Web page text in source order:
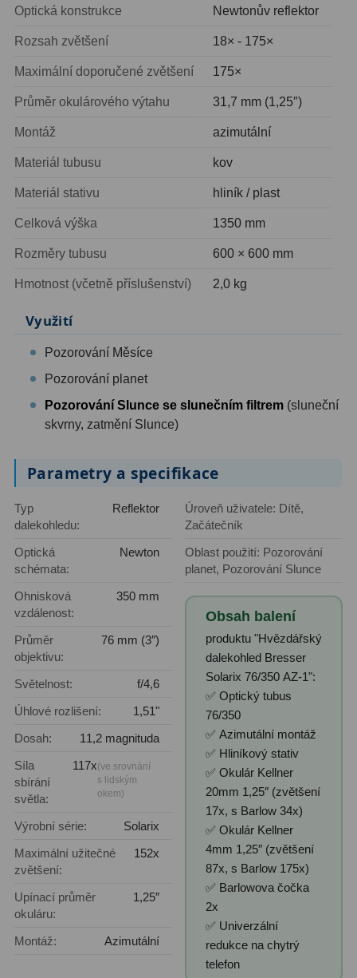
Ostatní22
Seřízení22
Laserové kolimátory
Zrcátka a hranoly
Diagonální zrcátka
Diagonální hranoly
Amici hranoly 45°11
Amici hranoly 90°
AstroFoto306
Deep-Sky kamery28
Adaptéry projekční
Adaptéry T2
Adaptéry M48
Filtry IR-Pass
Filtry Clip
Filtry CCD Hα, OIII7
Filtrová kola a rámy
Rovnače a reduktory13
Pointace
Zaostřovací masky 27
Optická konstrukce Newtonův reflektor
Rozsah zvětšení 18× - 175×
Maximální doporučené zvětšení 175×
Průměr okulárového výtahu 31,7 mm (1,25″)
Montáž azimutální
Materiál tubusu kov
Materiál stativu hliník / plast
Celková výška 1350 mm
Rozměry tubusu 600 × 600 mm
Hmotnost (včetně příslušenství) 2,0 kg
Využití
Pozorování Měsíce
Pozorování planet
Pozorování Slunce se slunečním filtrem (sluneční
skvrny, zatmění Slunce)
Parametry a specifikace
Typ
dalekohledu:
Reflektor
Optická
schémata:
Newton
Ohnisková
vzdálenost:
350 mm
Průměr
objektivu:
76 mm (3″)
Světelnost:
f/4,6
Úhlové rozlišení:
1,51"
Dosah:
11,2 magnituda
Síla
sbírání
světla:
117x(ve srovnání
s lidským
okem)
Výrobní série:
Solarix
Maximální užitečné
zvětšení:
152x
Upínací průměr
okuláru:
1,25″
Montáž: Azimutální
Úroveň uživatele: Dítě,
Začátečník
Oblast použití: Pozorování
planet, Pozorování Slunce
Obsah balení
produktu "Hvězdářský
dalekohled Bresser
Solarix 76/350 AZ-1":
✅ Optický tubus
76/350
✅ Azimutální montáž
✅ Hliníkový stativ
✅ Okulár Kellner
20mm 1,25″ (zvětšení
17x, s Barlow 34x)
✅ Okulár Kellner
4mm 1,25″ (zvětšení
87x, s Barlow 175x)
✅ Barlowova čočka
2x
✅ Univerzální
redukce na chytrý
telefon